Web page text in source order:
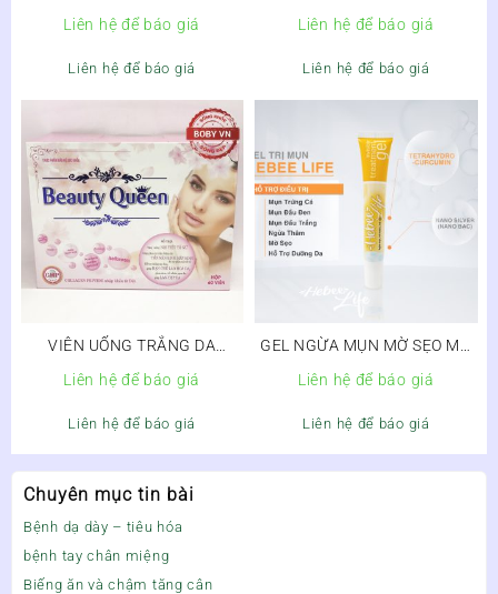
Chuyên mục tin bài
Bệnh dạ dày – tiêu hóa
bệnh tay chân miệng
Biếng ăn và chậm tăng cân
DE LACIR
Liên hệ để báo giá
Liên hệ để báo giá
TIẾT TỐ EMMATS
Liên hệ để báo giá
Liên hệ để báo giá
VIÊN UỐNG TRẮNG DA
BEAUTY QUEEN COLLAGEN
SÂM TỐ NỮ – Chống lão hóa,
điều hòa nội tiết tố
Liên hệ để báo giá
Liên hệ để báo giá
GEL NGỪA MỤN MỜ SẸO MỜ
THÂM HEBEE LIFE
Liên hệ để báo giá
Liên hệ để báo giá